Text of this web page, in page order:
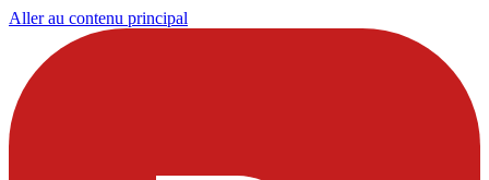
Aller au contenu principal